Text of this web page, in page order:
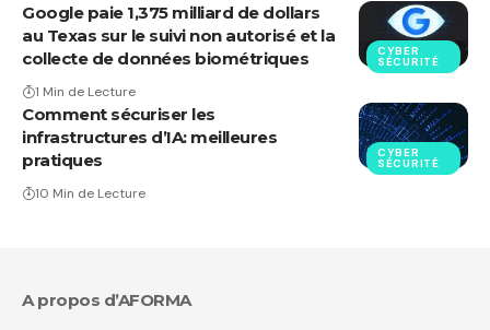
CYBER
SÉCURITÉ
Google paie 1,375 milliard de dollars
au Texas sur le suivi non autorisé et la
collecte de données biométriques
1 Min de Lecture
CYBER
SÉCURITÉ
Comment sécuriser les
infrastructures d’IA: meilleures
pratiques
10 Min de Lecture
A propos d’AFORMA